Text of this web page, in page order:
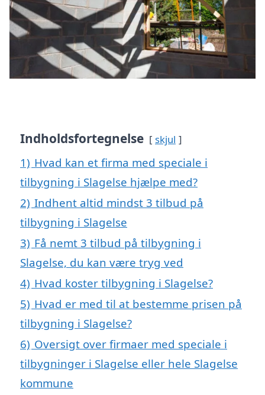
Indholdsfortegnelse skjul
1) Hvad kan et firma med speciale i
tilbygning i Slagelse hjælpe med?
2) Indhent altid mindst 3 tilbud på
tilbygning i Slagelse
3) Få nemt 3 tilbud på tilbygning i
Slagelse, du kan være tryg ved
4) Hvad koster tilbygning i Slagelse?
5) Hvad er med til at bestemme prisen på
tilbygning i Slagelse?
6) Oversigt over firmaer med speciale i
tilbygninger i Slagelse eller hele Slagelse
kommune